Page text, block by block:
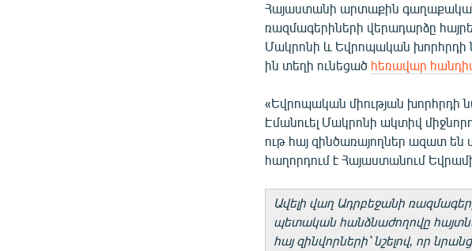
Հայաստանի արտաքին գաղաքական
ռազմագերիների վերադարձը
Մակրոնի և Եվրոպական խորհրդի
ին տեղի ունեցած հեռավար
«Եվրոպական միության խորհրդի
Էմանուել Մակրոնի ակտիվ
ութ հայ զինծառայողներ ազատ
հաղորդում է Հայաստանում
Ավելի վաղ Ադրբեջանի
պետական հանձնաժողովը
հայ զինվորների՝ նշելով, որ